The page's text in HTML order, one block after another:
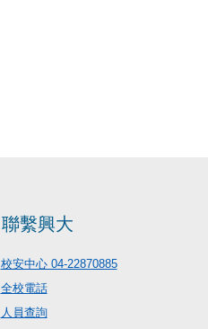
聯繫興大
校安中心 04-22870885
全校電話
人員查詢